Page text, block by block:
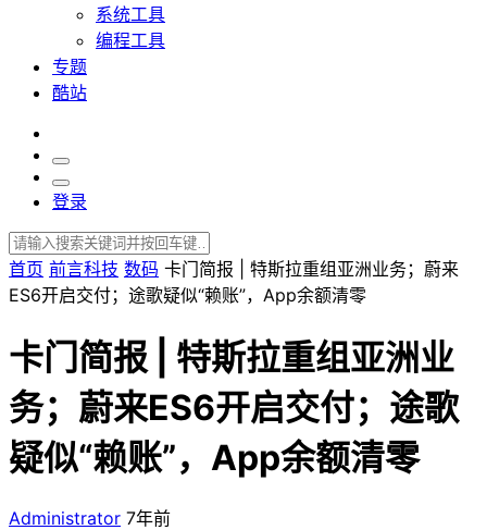
系统工具
编程工具
专题
酷站
登录
首页 前言科技 数码 卡门简报 | 特斯拉重组亚洲业务；蔚来
ES6开启交付；途歌疑似“赖账”，App余额清零
卡门简报 | 特斯拉重组亚洲业
务；蔚来ES6开启交付；途歌
疑似“赖账”，App余额清零
Administrator 7年前